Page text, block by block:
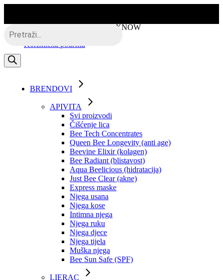
the
content
Besplatna dostava putem BOXNOW
Korisnička podrška
search
BRENDOVI
APIVITA
Svi proizvodi
Čišćenje lica
Bee Tech Concentrates
Queen Bee Longevity (anti age)
Beevine Elixir (kolagen)
Bee Radiant (blistavost)
Aqua Beelicious (hidratacija)
Just Bee Clear (akne)
Express maske
Njega usana
Njega kose
Intimna njega
Njega ruku
Njega djece
Njega tijela
Muška njega
Bee Sun Safe (SPF)
LIERAC